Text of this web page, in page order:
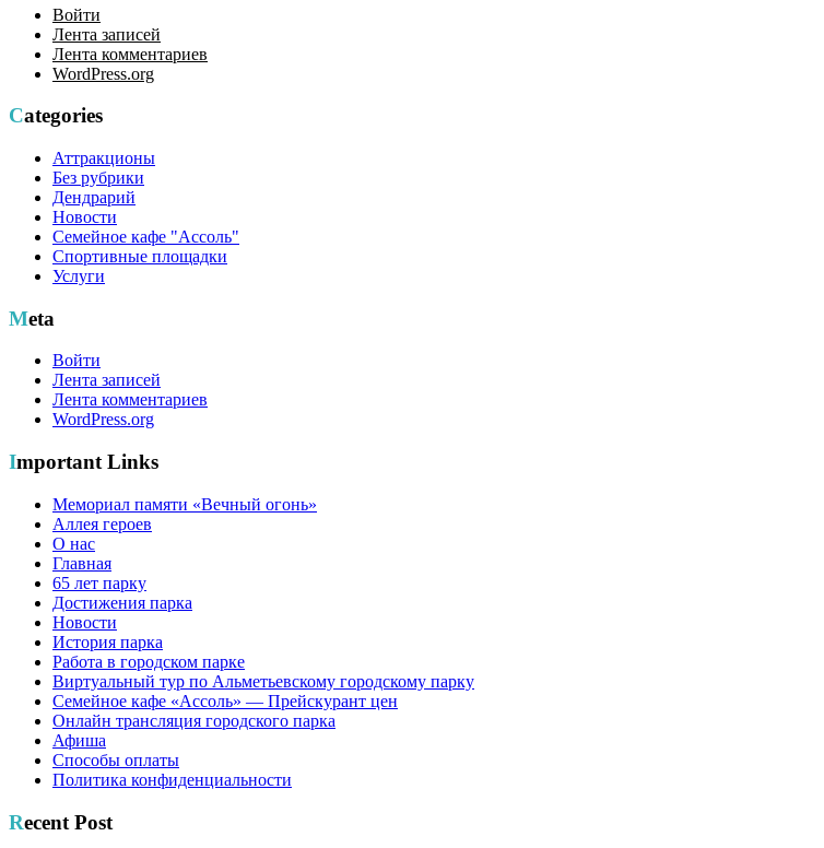
Войти
Лента записей
Лента комментариев
WordPress.org
Categories
Аттракционы
Без рубрики
Дендрарий
Новости
Семейное кафе "Ассоль"
Спортивные площадки
Услуги
Meta
Войти
Лента записей
Лента комментариев
WordPress.org
Important Links
Мемориал памяти «Вечный огонь»
Аллея героев
О нас
Главная
65 лет парку
Достижения парка
Новости
История парка
Работа в городском парке
Виртуальный тур по Альметьевскому городскому парку
Семейное кафе «Ассоль» — Прейскурант цен
Онлайн трансляция городского парка
Афиша
Способы оплаты
Политика конфиденциальности
Recent Post